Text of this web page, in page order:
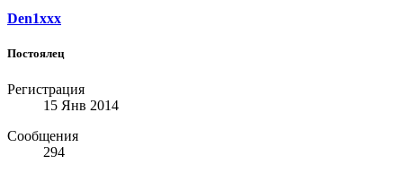
Den1xxx
Постоялец
Регистрация
15 Янв 2014
Сообщения
294